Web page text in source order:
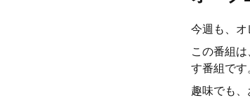
今週も、オ
この番組
す番組です
趣味でも